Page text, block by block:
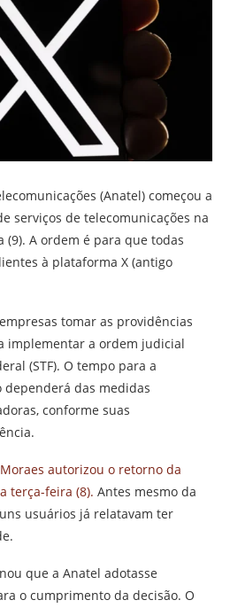
(Anatel) começou a
serviços de telecomunicações na
A ordem é para que todas
à plataforma X (antigo
tomar as providências
implementar a ordem judicial
(STF). O tempo para a
dependerá das medidas
conforme suas
autorizou o retorno da
terça-feira (8). Antes mesmo da
usuários já relatavam ter
que a Anatel adotasse
o cumprimento da decisão. O